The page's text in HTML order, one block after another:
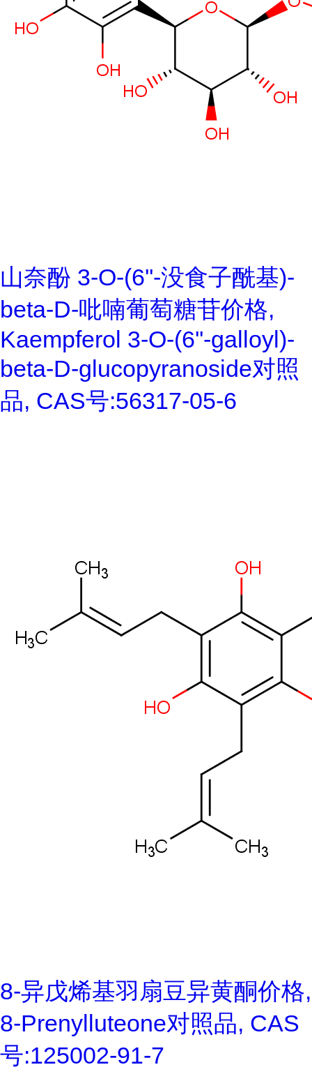
山奈酚 3-O-(6''-没食子酰基)-
beta-D-吡喃葡萄糖苷价格,
Kaempferol 3-O-(6''-galloyl)-
beta-D-glucopyranoside对照
品, CAS号:56317-05-6
8-异戊烯基羽扇豆异黄酮价格,
8-Prenylluteone对照品, CAS
号:125002-91-7